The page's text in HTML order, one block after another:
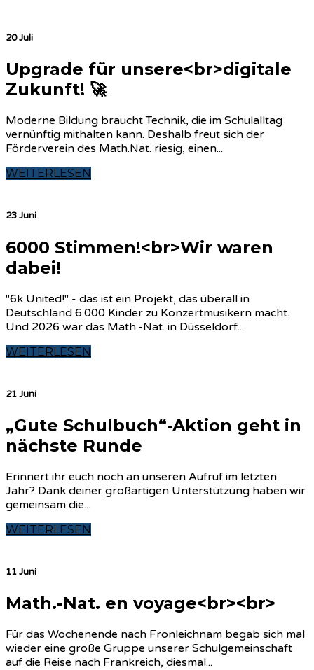
20 Juli
Upgrade für unsere<br>digitale
Zukunft! 🚀
Moderne Bildung braucht Technik, die im Schulalltag
vernünftig mithalten kann. Deshalb freut sich der
Förderverein des Math.Nat. riesig, einen...
WEITERLESEN
23 Juni
6000 Stimmen!<br>Wir waren
dabei!
"6k United!" - das ist ein Projekt, das überall in
Deutschland 6.000 Kinder zu Konzertmusikern macht.
Und 2026 war das Math.-Nat. in Düsseldorf...
WEITERLESEN
21 Juni
„Gute Schulbuch“-Aktion geht in
nächste Runde
Erinnert ihr euch noch an unseren Aufruf im letzten
Jahr? Dank deiner großartigen Unterstützung haben wir
gemeinsam die...
WEITERLESEN
11 Juni
Math.-Nat. en voyage<br><br>
Für das Wochenende nach Fronleichnam begab sich mal
wieder eine große Gruppe unserer Schulgemeinschaft
auf die Reise nach Frankreich, diesmal...